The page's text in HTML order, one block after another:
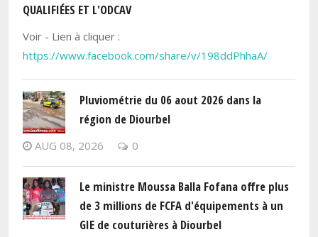
QUALIFIÉES ET L'ODCAV
Voir - Lien à cliquer :
https://www.facebook.com/share/v/198ddPhhaA/
Pluviométrie du 06 aout 2026 dans la
région de Diourbel
AUG 08, 2026 0
Le ministre Moussa Balla Fofana offre plus
de 3 millions de FCFA d'équipements à un
GIE de couturières à Diourbel